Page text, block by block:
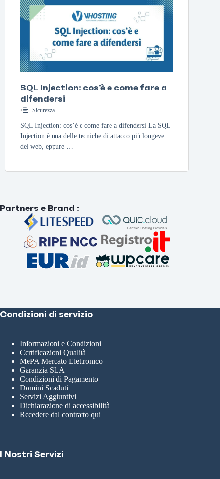
SQL Injection: cos’è e come fare a
difendersi
• Sicurezza
SQL Injection: cos’è e come fare a difendersi La SQL
Injection è una delle tecniche di attacco più longeve
del web, eppure …
Partners e Brand :
Condizioni di servizio
Informazioni e Condizioni
Certificazioni Qualità
MePA Mercato Elettronico
Garanzia SLA
Condizioni di Pagamento
Domini Scaduti
Servizi Aggiuntivi
Dichiarazione di accessibilità
Recedere dal contratto qui
I Nostri Servizi